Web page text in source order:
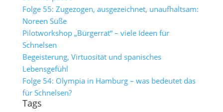
Folge 55: Zugezogen, ausgezeichnet, unaufhaltsam:
Noreen Süße
Pilotworkshop „Bürgerrat“ – viele Ideen für
Schnelsen
Begeisterung, Virtuosität und spanisches
Lebensgefühl
Folge 54: Olympia in Hamburg – was bedeutet das
für Schnelsen?
Tags